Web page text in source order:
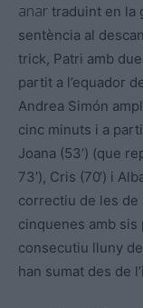
anar traduint en la
sentència al
trick, Patri amb
partit a l’equador
Andrea Simón
cinc minuts i a
Joana (53‘) (que
73′), Cris (70‘) i
correctiu de les de
cinquenes amb
consecutiu lluny
han sumat des de